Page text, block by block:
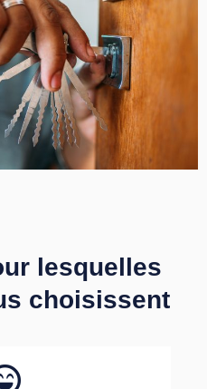
lesquelles
choisissent